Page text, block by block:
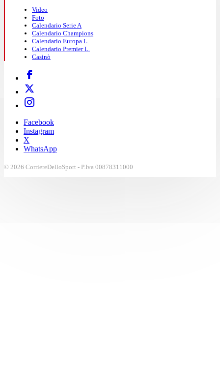
Video
Foto
Calendario Serie A
Calendario Champions
Calendario Europa L.
Calendario Premier L.
Casinò
Facebook
Instagram
X
WhatsApp
© 2026 CorriereDelloSport - P.Iva 00878311000